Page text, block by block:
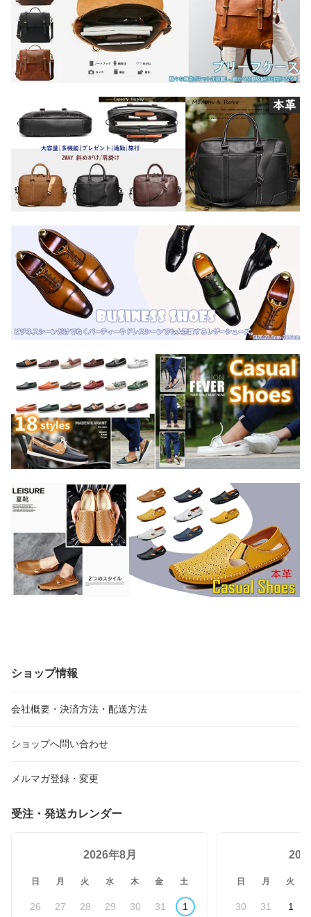
ショップ情報
会社概要・決済方法・配送方法
ショップへ問い合わせ
メルマガ登録・変更
受注・発送カレンダー
2026年8月
日 月 火 水 木 金 土
26 27 28 29 30 31 1
日 月 火
30 31 1